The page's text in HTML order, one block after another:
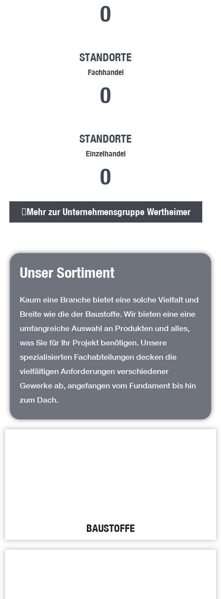
0
STANDORTE
Fachhandel
0
STANDORTE
Einzelhandel
0
Mehr zur Unternehmensgruppe Wertheimer
Mehr zur
Unser Sortiment
Kaum eine Branche bietet eine solche Vielfalt und
Breite wie die der Baustoffe. Wir bieten eine eine
umfangreiche Auswahl an Produkten und alles,
was Sie für Ihr Projekt benötigen. Unsere
spezialisierten Fachabteilungen decken die
vielfältigen Anforderungen verschiedener
Gewerke ab, angefangen vom Fundament bis hin
zum Dach.
BAUSTOFFE